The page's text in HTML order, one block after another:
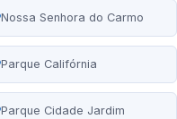
Nossa Senhora do Carmo
Parque Califórnia
Parque Cidade Jardim